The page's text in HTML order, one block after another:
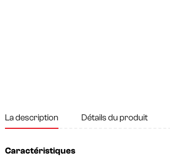
La description Détails du produit
Caractéristiques